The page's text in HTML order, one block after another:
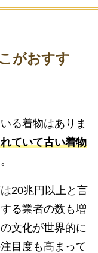
がおすす
る着物はありま
ていて古い着物
20兆円以上と言
る業者の数も増
文化が世界的に
目度も高まって